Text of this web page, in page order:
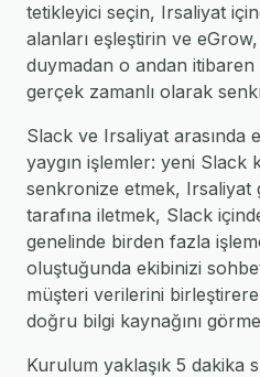
tetikleyici seçin, Irsaliyat
alanları eşleştirin ve
duymadan o andan itibaren
gerçek zamanlı olarak
Slack ve Irsaliyat arasında
yaygın işlemler: yeni Slack
senkronize etmek, Irsaliyat
tarafına iletmek, Slack
genelinde birden fazla
oluştuğunda ekibinizi
müşteri verilerini
doğru bilgi kaynağını
Kurulum yaklaşık 5 dakika